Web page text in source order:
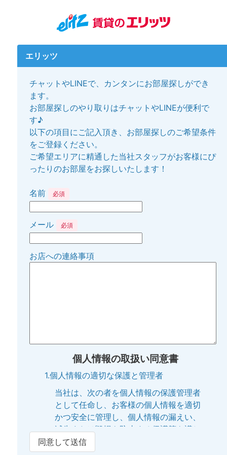
エリッツ
チャットやLINEで、カンタンにお部屋探しができ
ます。
お部屋探しのやり取りはチャットやLINEが便利で
す♪
以下の項目にご記入頂き、お部屋探しのご希望条件
をご登録ください。
ご希望エリアに精通した当社スタッフがお客様にぴ
ったりのお部屋をお探しいたします！
名前 必須
メール 必須
お店への連絡事項
個人情報の取扱い同意書
1.個人情報の適切な保護と管理者
当社は、次の者を個人情報の保護管理者
として任命し、お客様の個人情報を適切
かつ安全に管理し、個人情報の漏えい、
滅失または毀損を防止する保護策を講じ
ています。
同意して送信